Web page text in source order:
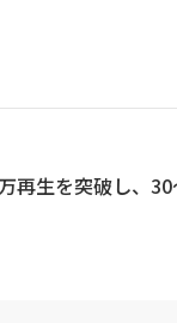
再生を突破し、